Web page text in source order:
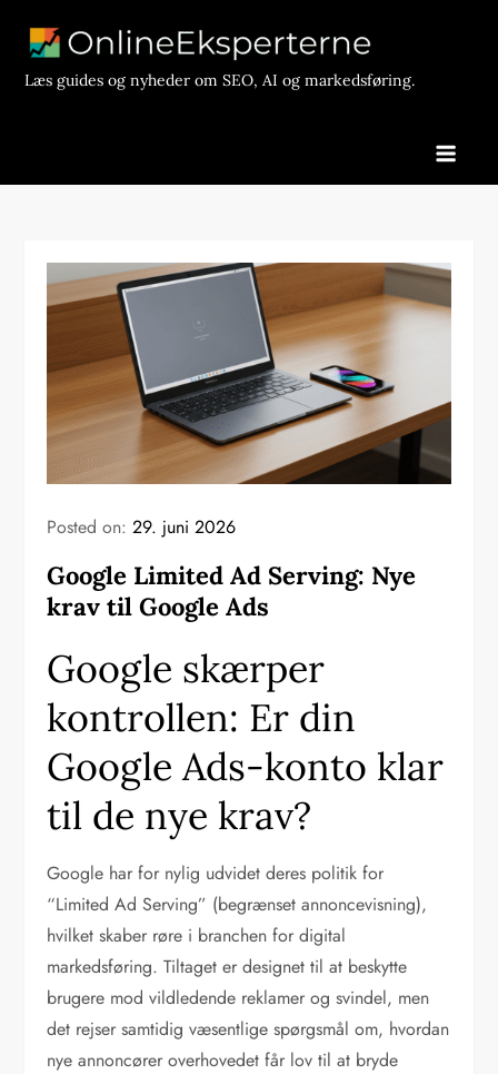
contentLæs guides og nyheder om SEO, AI og markedsføring.
Posted on:29. juni 2026
Google Limited Ad Serving: Nye
krav til Google Ads
Google skærper
kontrollen: Er din
Google Ads-konto klar
til de nye krav?
Google har for nylig udvidet deres politik for
“Limited Ad Serving” (begrænset annoncevisning),
hvilket skaber røre i branchen for digital
markedsføring. Tiltaget er designet til at beskytte
brugere mod vildledende reklamer og svindel, men
det rejser samtidig væsentlige spørgsmål om, hvordan
nye annoncører overhovedet får lov til at bryde